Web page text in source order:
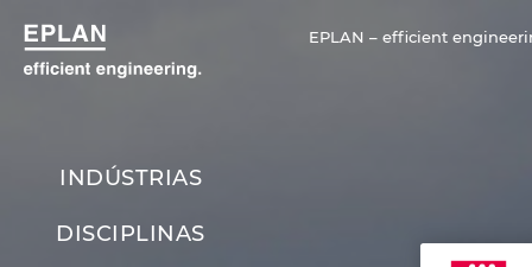
EPLAN – efficient
INDÚSTRIAS
DISCIPLINAS